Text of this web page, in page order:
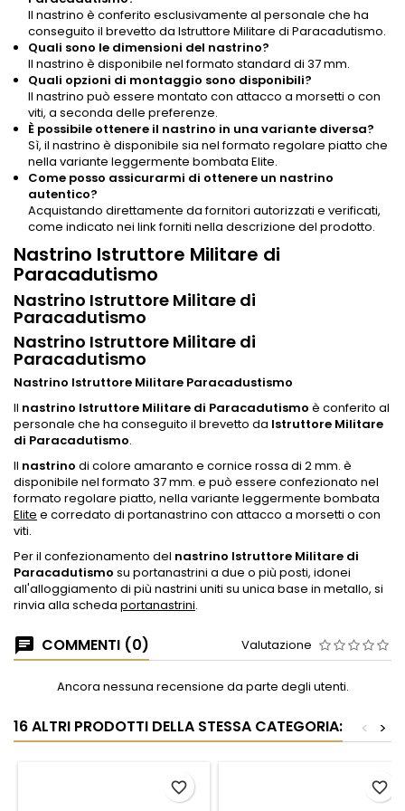
Il nastrino è conferito esclusivamente al personale che ha
conseguito il brevetto da Istruttore Militare di Paracadutismo.
Quali sono le dimensioni del nastrino?
Il nastrino è disponibile nel formato standard di 37 mm.
Quali opzioni di montaggio sono disponibili?
Il nastrino può essere montato con attacco a morsetti o con
viti, a seconda delle preferenze.
È possibile ottenere il nastrino in una variante diversa?
Sì, il nastrino è disponibile sia nel formato regolare piatto che
nella variante leggermente bombata Elite.
Come posso assicurarmi di ottenere un nastrino
autentico?
Acquistando direttamente da fornitori autorizzati e verificati,
come indicato nei link forniti nella descrizione del prodotto.
Nastrino Istruttore Militare di
Paracadutismo
Nastrino Istruttore Militare di
Paracadutismo
Nastrino Istruttore Militare di
Paracadutismo
Nastrino Istruttore Militare Paracadustismo
Il nastrino Istruttore Militare di Paracadutismo è conferito al
personale che ha conseguito il brevetto da Istruttore Militare
di Paracadutismo.
Il nastrino di colore amaranto e cornice rossa di 2 mm. è
disponibile nel formato 37 mm. e può essere confezionato nel
formato regolare piatto, nella variante leggermente bombata
Elite e corredato di portanastrino con attacco a morsetti o con
viti.
Per il confezionamento del nastrino Istruttore Militare di
Paracadutismo su portanastrini a due o più posti, idonei
all'alloggiamento di più nastrini uniti su unica base in metallo, si
rinvia alla scheda portanastrini.
COMMENTI (0) Valutazione
Ancora nessuna recensione da parte degli utenti.
16 ALTRI PRODOTTI DELLA STESSA CATEGORIA: >
<
favorite_border favorite_border